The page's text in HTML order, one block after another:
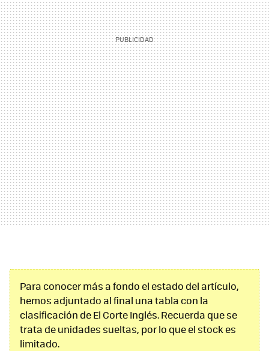
Para conocer más a fondo el estado del artículo,
hemos adjuntado al final una tabla con la
clasificación de El Corte Inglés. Recuerda que se
trata de unidades sueltas, por lo que el stock es
limitado.